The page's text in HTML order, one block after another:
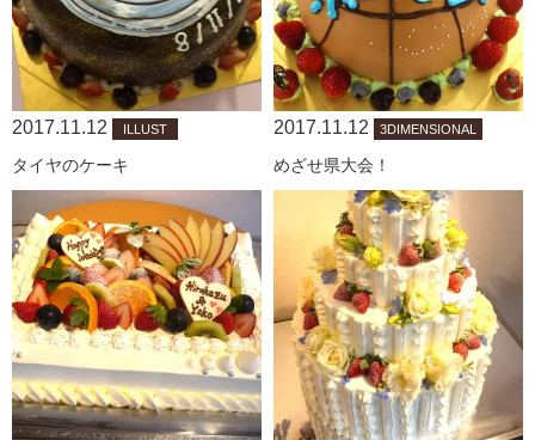
2017.11.12 ILLUST
タイヤのケーキ
2017.11.12 3DIMENSIONAL
めざせ県大会！